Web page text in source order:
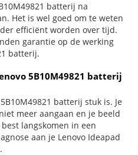
batterij na
Het is wel goed om te weten
efficiënt worden over tijd.
garantie op de werking
batterij.
5B10M49821 batterij
batterij stuk is. Je
meer aangaan en je beeld
langskomen in een
aan je Lenovo Ideapad